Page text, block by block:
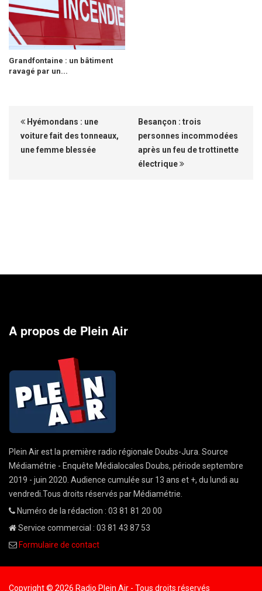
Grandfontaine : un bâtiment
ravagé par un...
Hyémondans : une
voiture fait des tonneaux,
une femme blessée
Besançon : trois
personnes incommodées
après un feu de trottinette
électrique
A propos de Plein Air
Plein Air est la première radio régionale Doubs-Jura. Source
Médiamétrie - Enquête Médialocales Doubs, période septembre
2019 - juin 2020. Audience cumulée sur 13 ans et +, du lundi au
vendredi.Tous droits réservés par Médiamétrie.
Numéro de la rédaction : 03 81 81 20 00
Service commercial : 03 81 43 87 53
Formulaire de contact
Copyright © 2026 Radio Plein Air - Tous droits réservés